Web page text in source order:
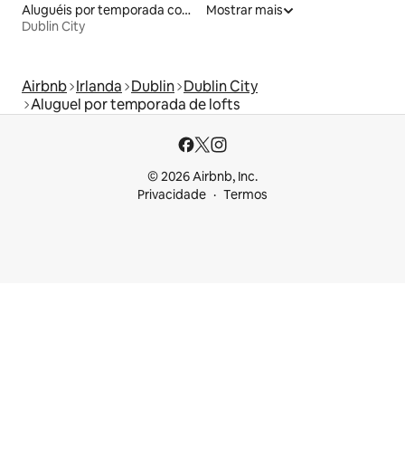
Aluguéis por temporada com acesso ao lago
Dublin City
Mostrar mais
Airbnb Irlanda Dublin Dublin City
Aluguel por temporada de lofts
© 2026 Airbnb, Inc.
Privacidade
Termos